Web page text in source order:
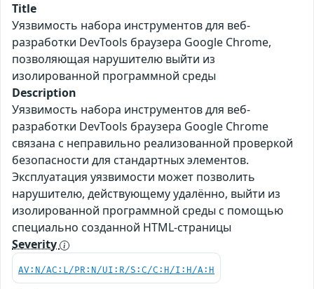
Title
Уязвимость набора инструментов для веб-
разработки DevTools браузера Google Chrome,
позволяющая нарушителю выйти из
изолированной программной среды
Description
Уязвимость набора инструментов для веб-
разработки DevTools браузера Google Chrome
связана с неправильно реализованной проверкой
безопасности для стандартных элементов.
Эксплуатация уязвимости может позволить
нарушителю, действующему удалённо, выйти из
изолированной программной среды с помощью
специально созданной HTML-страницы
Severity
AV:N/AC:L/PR:N/UI:R/S:C/C:H/I:H/A:H